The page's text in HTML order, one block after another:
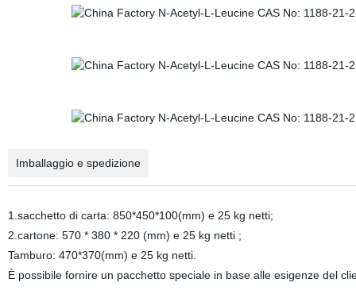
Imballaggio e spedizione
1.sacchetto di carta: 850*450*100(mm) e 25 kg netti;
2.cartone: 570 * 380 * 220 (mm) e 25 kg netti ;
Tamburo: 470*370(mm) e 25 kg netti.
È possibile fornire un pacchetto speciale in base alle esigenze del